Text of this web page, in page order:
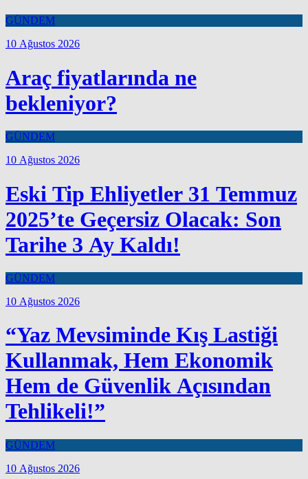
GÜNDEM
10 Ağustos 2026
Araç fiyatlarında ne
bekleniyor?
GÜNDEM
10 Ağustos 2026
Eski Tip Ehliyetler 31 Temmuz
2025’te Geçersiz Olacak: Son
Tarihe 3 Ay Kaldı!
GÜNDEM
10 Ağustos 2026
“Yaz Mevsiminde Kış Lastiği
Kullanmak, Hem Ekonomik
Hem de Güvenlik Açısından
Tehlikeli!”
GÜNDEM
10 Ağustos 2026